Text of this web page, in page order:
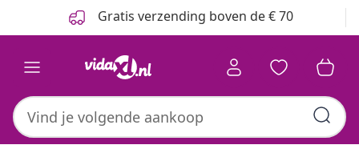
Gratis verzending boven de € 70